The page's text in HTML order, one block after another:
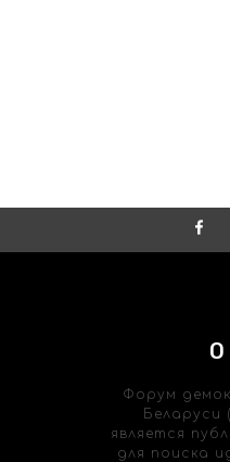
О
Форум
Беларуси
является
для поиска